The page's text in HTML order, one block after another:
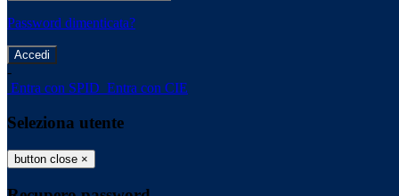
Password dimenticata?
-
Entra con SPID Entra con CIE
Seleziona utente
button close ×